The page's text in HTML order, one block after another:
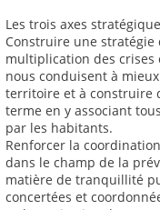
Les trois axes
Construire une
multiplication des crises
nous conduisent à
territoire et à construire
terme en y associant
par les habitants.
Renforcer la
dans le champ de la
matière de tranquillité
concertées et